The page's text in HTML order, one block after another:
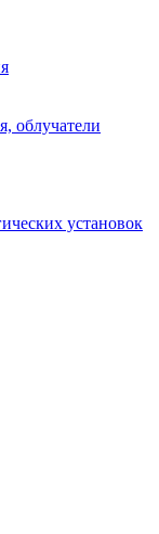
облучатели
установок